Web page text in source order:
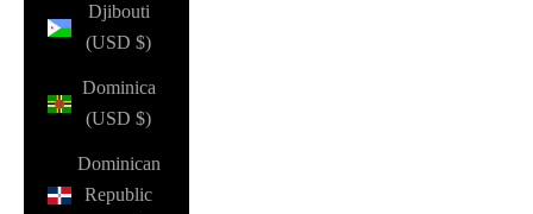
Djibouti
(USD $)
Dominica
(USD $)
Dominican
Republic